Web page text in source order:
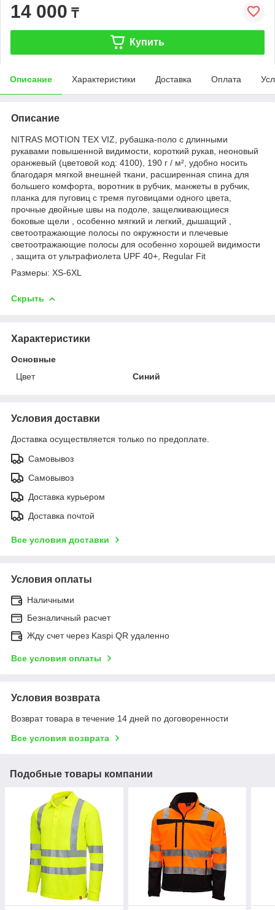
14 000 ₸
Купить
Описание Характеристики Доставка Оплата
Описание
NITRAS MOTION TEX VIZ, рубашка-поло с длинными
рукавами повышенной видимости, короткий рукав, неоновый
оранжевый (цветовой код: 4100), 190 г / м², удобно носить
благодаря мягкой внешней ткани, расширенная спина для
большего комфорта, воротник в рубчик, манжеты в рубчик,
планка для пуговиц с тремя пуговицами одного цвета,
прочные двойные швы на подоле, защелкивающиеся
боковые щели , особенно мягкий и легкий, дышащий ,
светоотражающие полосы по окружности и плечевые
светоотражающие полосы для особенно хорошей видимости
, защита от ультрафиолета UPF 40+, Regular Fit
Размеры: XS-6XL
Скрыть
Характеристики
Основные
Цвет
Синий
Условия доставки
Доставка осуществляется только по предоплате.
Самовывоз
Самовывоз
Доставка курьером
Доставка почтой
Все условия доставки
Условия оплаты
Наличными
Безналичный расчет
Жду счет через Kaspi QR удаленно
Все условия оплаты
Условия возврата
Возврат товара в течение 14 дней по договоренности
Все условия возврата
Подобные товары компании